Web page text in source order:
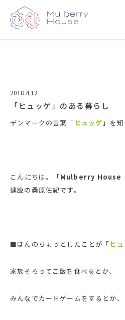
2018.4.12
「ヒュッゲ」のある暮らし
デンマークの言葉「 ヒュッゲ 」を
こんにちは。「Mulberry House（
建設の桑原佐紀です。
■ほんのちょっとしたことが「 ヒ
家族そろってご飯を食べるとか、
みんなでカードゲームをするとか、